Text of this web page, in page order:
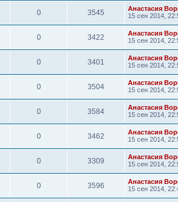
0 3545
Анастасия
15 сен 2014,
0 3422
Анастасия
15 сен 2014,
0 3401
Анастасия
15 сен 2014,
0 3504
Анастасия
15 сен 2014,
0 3584
Анастасия
15 сен 2014,
0 3462
Анастасия
15 сен 2014,
0 3309
Анастасия
15 сен 2014,
0 3596
Анастасия
15 сен 2014,